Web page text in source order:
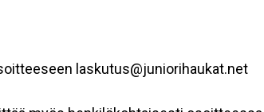
laskutus@juniorihaukat.net